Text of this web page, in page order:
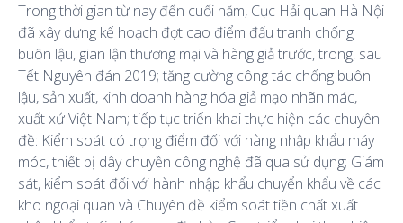
Trong thời gian từ nay đến cuối năm, Cục Hải quan Hà Nội
đã xây dựng kế hoạch đợt cao điểm đấu tranh chống
buôn lậu, gian lận thương mại và hàng giả trước, trong, sau
Tết Nguyên đán 2019; tăng cường công tác chống buôn
lậu, sản xuất, kinh doanh hàng hóa giả mạo nhãn mác,
xuất xứ Việt Nam; tiếp tục triển khai thực hiện các chuyên
đề: Kiểm soát có trọng điểm đối với hàng nhập khẩu máy
móc, thiết bị dây chuyền công nghệ đã qua sử dụng; Giám
sát, kiểm soát đối với hành nhập khẩu chuyển khẩu về các
kho ngoại quan và Chuyên đề kiểm soát tiền chất xuất